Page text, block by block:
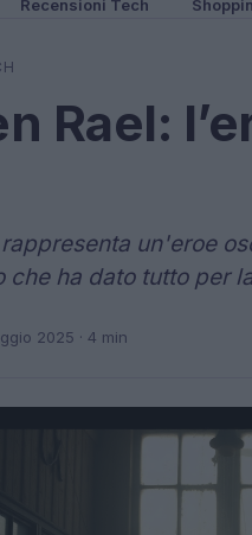
Recensioni Tech
Rael:
un'eroe
che ha dato tutto per
2025 · 4 min